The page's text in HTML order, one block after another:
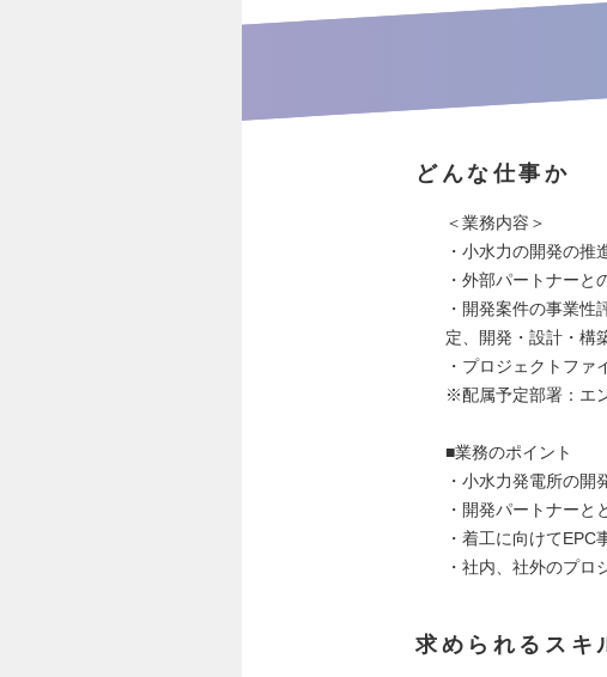
どんな仕事か
＜業務内容＞
・小水力の開発の推
・外部パートナー
・開発案件の事業
定、開発・設計・構
・プロジェクトファ
※配属予定部署：エ
■業務のポイント
・小水力発電所の開
・開発パートナーと
・着工に向けて
・社内、社外のプ
求められるスキ